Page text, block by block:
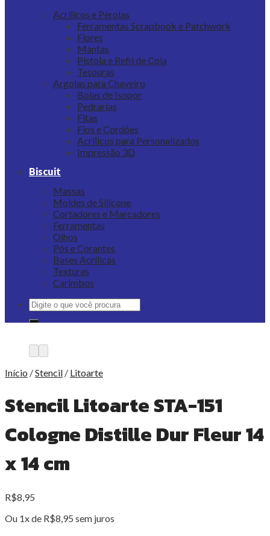
Acrílicos e Pérolas
Ferramentas Scrapbook e Patchwork
Flores
Mantas
Pistola e Refil de Cola
Tesouras
Argolas para Chaveiro
Bolas de Isopor
Pedrarias
Fitas
Fios e Cordões
Acrílicos para Personalizados
Impressão 3D
Biscuit
Massas
Moldes de Silicone
Cortadores e Marcadores
Ferramentas
Olhos
Pós e Corantes
Bases Acrílicas
Texturas
Carimbos
Pesquisar
por:
Início /Stencil / Litoarte
Stencil Litoarte STA-151
Cologne Distille Dur Fleur 14
x 14 cm
R$8,95
Ou 1x de R$8,95 sem juros